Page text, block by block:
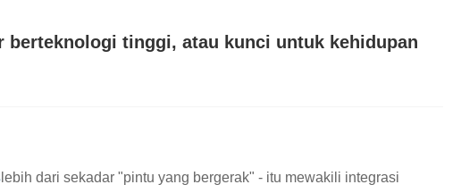
tinggi, atau kunci untuk kehidupan
lebih dari sekadar "pintu yang bergerak" - itu mewakili integrasi